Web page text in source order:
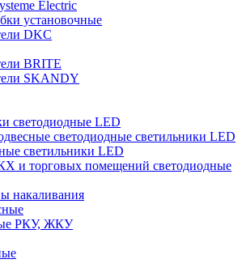
Electric
установочные
DKC
BRITE
SKANDY
светодиодные LED
светодиодные светильники LED
светильники LED
и торговых помещений светодиодные
накаливания
РКУ, ЖКУ